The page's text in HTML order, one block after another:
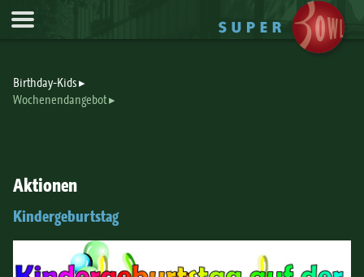
Birthday-Kids
Wochenendangebot
Aktionen
Kindergeburtstag